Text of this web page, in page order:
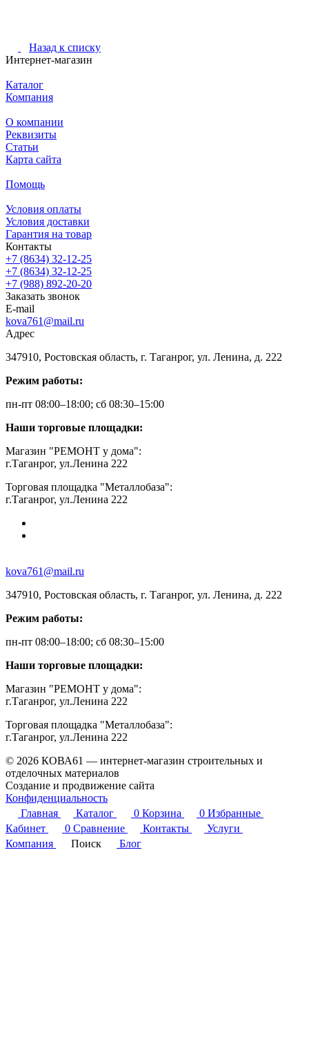
Назад к списку
Интернет-магазин
Каталог
Компания
О компании
Реквизиты
Статьи
Карта сайта
Помощь
Условия оплаты
Условия доставки
Гарантия на товар
Контакты
+7 (8634) 32-12-25
+7 (8634) 32-12-25
+7 (988) 892-20-20
Заказать звонок
E-mail
kova761@mail.ru
Адрес
347910, Ростовская область, г. Таганрог, ул. Ленина, д. 222
Режим работы:
пн-пт 08:00–18:00; сб 08:30–15:00
Наши торговые площадки:
Магазин "РЕМОНТ у дома":
г.Таганрог, ул.Ленина 222
Торговая площадка "Металлобаза":
г.Таганрог, ул.Ленина 222
kova761@mail.ru
347910, Ростовская область, г. Таганрог, ул. Ленина, д. 222
Режим работы:
пн-пт 08:00–18:00; сб 08:30–15:00
Наши торговые площадки:
Магазин "РЕМОНТ у дома":
г.Таганрог, ул.Ленина 222
Торговая площадка "Металлобаза":
г.Таганрог, ул.Ленина 222
© 2026 КОВА61 — интернет-магазин строительных и
отделочных материалов
Создание и продвижение сайта
Конфиденциальность
Главная
Каталог 0 Корзина 0 Избранные
Кабинет
0 Сравнение Контакты
Услуги
Компания
Поиск Блог